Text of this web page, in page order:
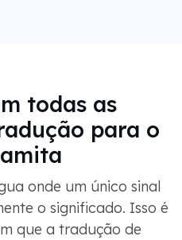
todas as
para o
onde um único sinal
o significado. Isso é
que a tradução de